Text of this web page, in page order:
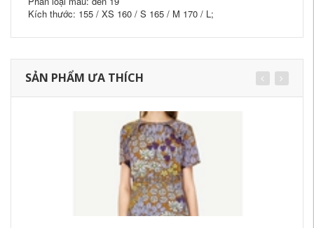
Kích thước: 155 / XS 160 / S 165 / M 170 / L;
SẢN PHẨM ƯA THÍCH